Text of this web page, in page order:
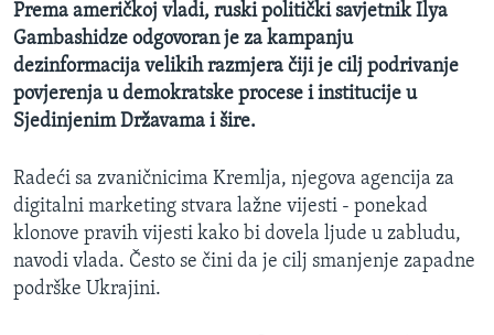
Prema američkoj vladi, ruski politički savjetnik Ilya
Gambashidze odgovoran je za kampanju
dezinformacija velikih razmjera čiji je cilj podrivanje
povjerenja u demokratske procese i institucije u
Sjedinjenim Državama i šire.
Radeći sa zvaničnicima Kremlja, njegova agencija za
digitalni marketing stvara lažne vijesti - ponekad
klonove pravih vijesti kako bi dovela ljude u zabludu,
navodi vlada. Često se čini da je cilj smanjenje zapadne
podrške Ukrajini.